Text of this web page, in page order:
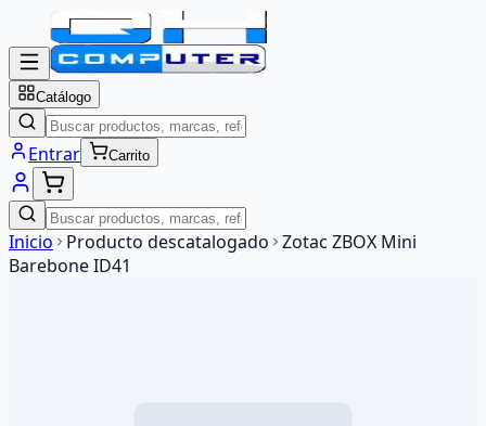
Catálogo
Entrar Carrito
Inicio Producto descatalogado Zotac ZBOX Mini
Barebone ID41